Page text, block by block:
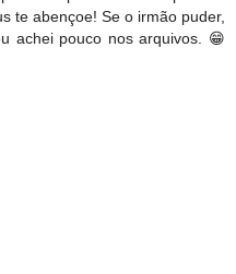
te abençoe! Se o irmão puder,
achei pouco nos arquivos. 😁